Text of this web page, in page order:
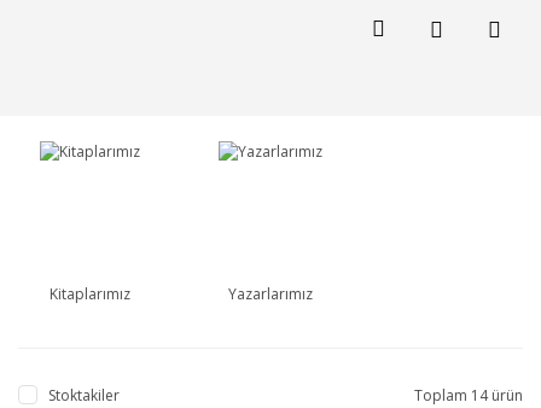
Kitaplarımız Yazarlarımız
Stoktakiler Toplam 14 ürün